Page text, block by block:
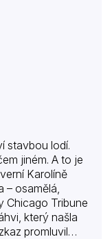
stavbou lodí.
jiném. A to je
Karolíně
osamělá,
Chicago Tribune
který našla
promluvil